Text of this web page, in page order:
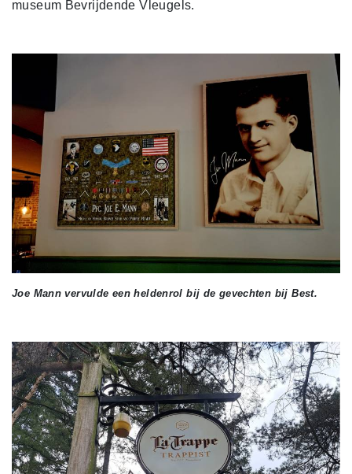
museum Bevrijdende Vleugels.
Joe Mann vervulde een heldenrol bij de gevechten bij Best.